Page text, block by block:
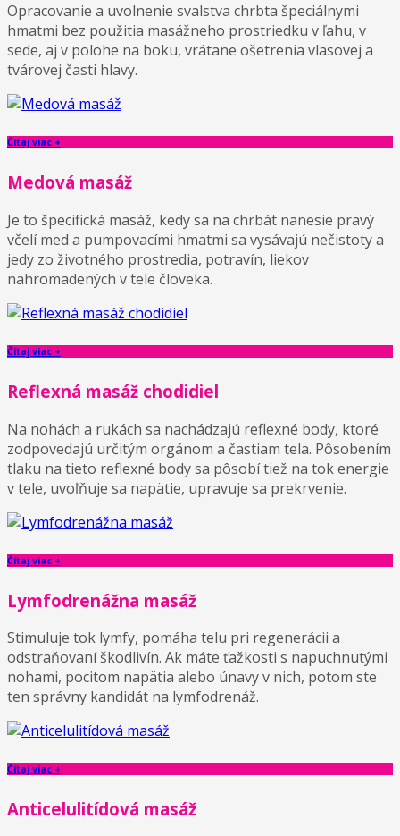
Opracovanie a uvolnenie svalstva chrbta špeciálnymi
hmatmi bez použitia masážneho prostriedku v ľahu, v
sede, aj v polohe na boku, vrátane ošetrenia vlasovej a
tvárovej časti hlavy.
Čítaj viac +
Medová masáž
Je to špecifická masáž, kedy sa na chrbát nanesie pravý
včelí med a pumpovacími hmatmi sa vysávajú nečistoty a
jedy zo životného prostredia, potravín, liekov
nahromadených v tele človeka.
Čítaj viac +
Reflexná masáž chodidiel
Na nohách a rukách sa nachádzajú reflexné body, ktoré
zodpovedajú určitým orgánom a častiam tela. Pôsobením
tlaku na tieto reflexné body sa pôsobí tiež na tok energie
v tele, uvoľňuje sa napätie, upravuje sa prekrvenie.
Čítaj viac +
Lymfodrenážna masáž
Stimuluje tok lymfy, pomáha telu pri regenerácii a
odstraňovaní škodlivín. Ak máte ťažkosti s napuchnutými
nohami, pocitom napätia alebo únavy v nich, potom ste
ten správny kandidát na lymfodrenáž.
Čítaj viac +
Anticelulitídová masáž